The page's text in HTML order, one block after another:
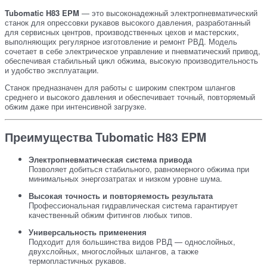
Tubomatic H83 EPM — это высоконадежный электропневматический
станок для опрессовки рукавов высокого давления, разработанный
для сервисных центров, производственных цехов и мастерских,
выполняющих регулярное изготовление и ремонт РВД. Модель
сочетает в себе электрическое управление и пневматический привод,
обеспечивая стабильный цикл обжима, высокую производительность
и удобство эксплуатации.
Станок предназначен для работы с широким спектром шлангов
среднего и высокого давления и обеспечивает точный, повторяемый
обжим даже при интенсивной загрузке.
Преимущества Tubomatic H83 EPM
Электропневматическая система привода
Позволяет добиться стабильного, равномерного обжима при
минимальных энергозатратах и низком уровне шума.
Высокая точность и повторяемость результата
Профессиональная гидравлическая система гарантирует
качественный обжим фитингов любых типов.
Универсальность применения
Подходит для большинства видов РВД — однослойных,
двухслойных, многослойных шлангов, а также
термопластичных рукавов.